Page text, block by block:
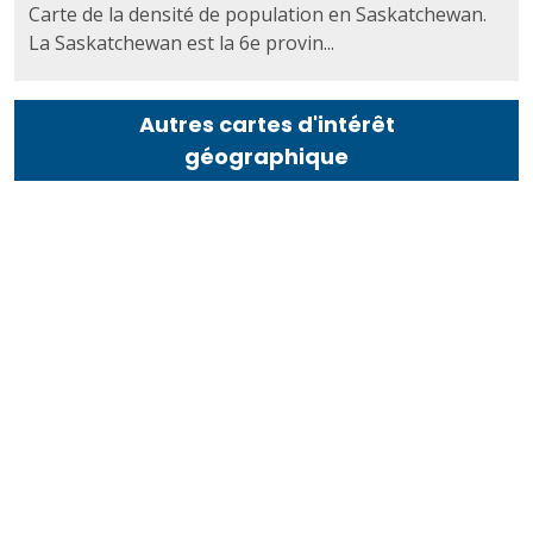
Carte de la densité de population en Saskatchewan.
La Saskatchewan est la 6e provin...
Autres cartes d'intérêt
géographique